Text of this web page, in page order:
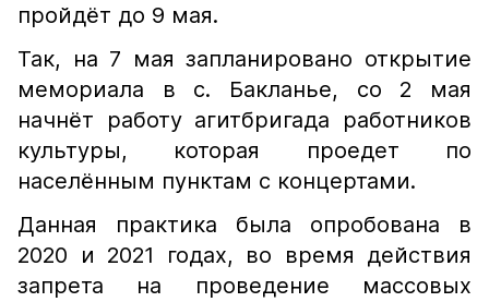
пройдёт до 9 мая.
Так, на 7 мая запланировано открытие
мемориала в с. Бакланье, со 2 мая
начнёт работу агитбригада работников
культуры, которая проедет по
населённым пунктам с концертами.
Данная практика была опробована в
2020 и 2021 годах, во время действия
запрета на проведение массовых